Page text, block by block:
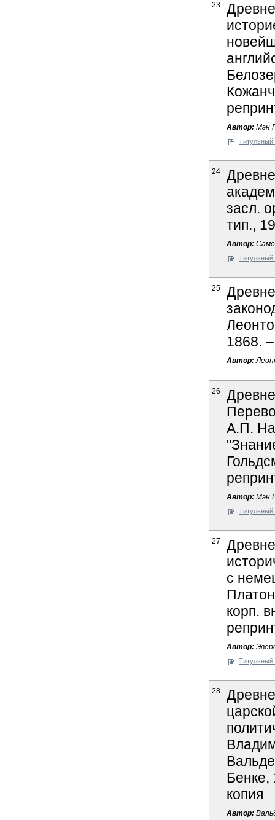
23
Автор: Мэн
Титульный
24
засл.
тип.,
Автор:
Титульный
25
1868.
Автор:
26
А.П.
Автор: Мэн
Титульный
27
с
корп.
Автор:
Титульный
28
Бенке,
копия
Автор: